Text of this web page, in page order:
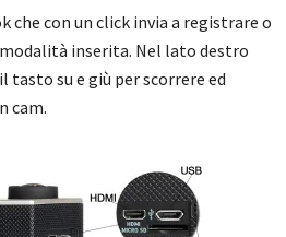
con un click invia a registrare o
inserita. Nel lato destro
su e giù per scorrere ed
cam.